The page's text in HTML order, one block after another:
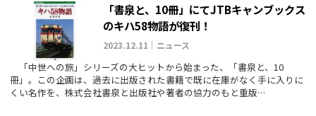
「書泉と、10冊」にてJTBキャンブックス
のキハ58物語が復刊！
2023.12.11｜ニュース
「中世への旅」シリーズの大ヒットから始まった、「書泉と、10
冊」。この企画は、過去に出版された書籍で既に在庫がなく手に入りに
くい名作を、株式会社書泉と出版社や著者の協力のもと重版…